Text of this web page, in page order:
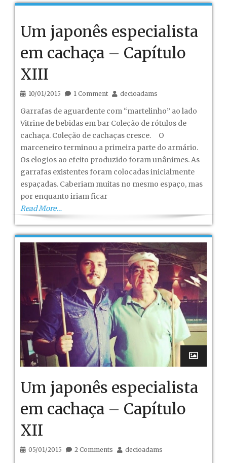
Um japonês especialista
em cachaça – Capítulo
XIII
10/01/2015 1 Comment decioadams
Garrafas de aguardente com “martelinho” ao lado
Vitrine de bebidas em bar Coleção de rótulos de
cachaça. Coleção de cachaças cresce. O
marceneiro terminou a primeira parte do armário.
Os elogios ao efeito produzido foram unânimes. As
garrafas existentes foram colocadas inicialmente
espaçadas. Caberiam muitas no mesmo espaço, mas
por enquanto iriam ficar
Read More…
Um japonês especialista
em cachaça – Capítulo
XII
05/01/2015 2 Comments decioadams